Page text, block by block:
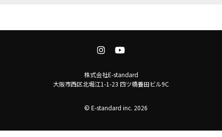
株式会社E-standard
大阪市西区北堀江1-1-23 四ツ橋養田ビル9C
© E-standard inc. 2026